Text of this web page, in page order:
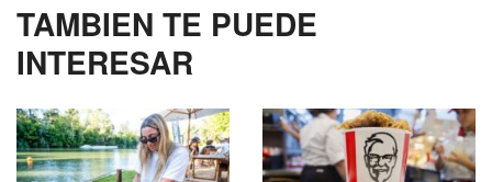
TAMBIEN TE PUEDE
INTERESAR